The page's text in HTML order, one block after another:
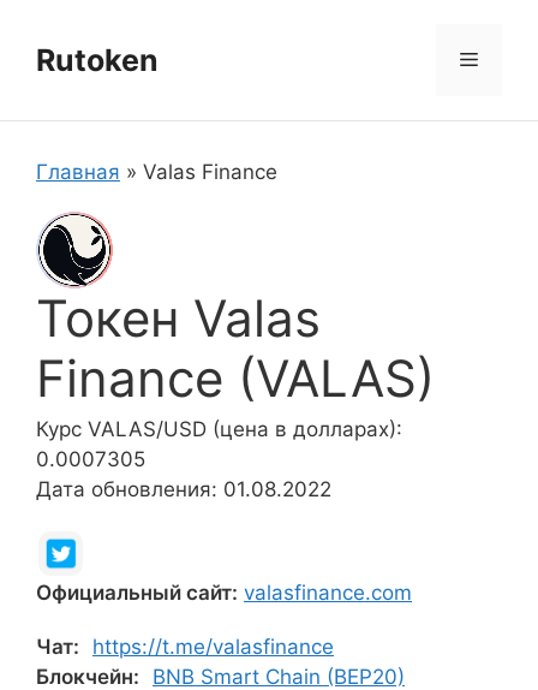
содержимому
Rutoken Меню
Главная » Valas Finance
Токен Valas
Finance (VALAS)
Курс VALAS/USD (цена в долларах):
0.0007305
Дата обновления: 01.08.2022
Официальный сайт: valasfinance.com
Чат:
https://t.me/valasfinance
Блокчейн:
BNB Smart Chain (BEP20)